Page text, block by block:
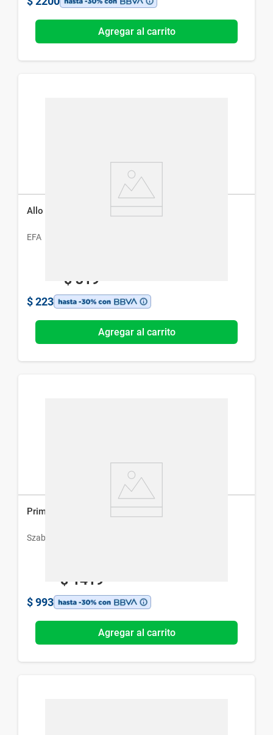
Agregar al carrito
Allo Efa 300 x 15 Comp
EFA
$ 319
$ 223
Agregar al carrito
Primodex 400 Piracetam 400 mg x 60 Comp
Szabo
$ 1419
$ 993
Agregar al carrito